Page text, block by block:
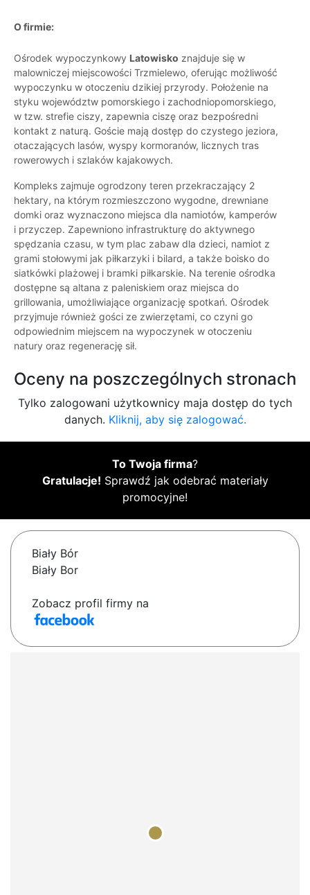
O firmie:
Ośrodek wypoczynkowy Latowisko znajduje się w
malowniczej miejscowości Trzmielewo, oferując możliwość
wypoczynku w otoczeniu dzikiej przyrody. Położenie na
styku województw pomorskiego i zachodniopomorskiego,
w tzw. strefie ciszy, zapewnia ciszę oraz bezpośredni
kontakt z naturą. Goście mają dostęp do czystego jeziora,
otaczających lasów, wyspy kormoranów, licznych tras
rowerowych i szlaków kajakowych.
Kompleks zajmuje ogrodzony teren przekraczający 2
hektary, na którym rozmieszczono wygodne, drewniane
domki oraz wyznaczono miejsca dla namiotów, kamperów
i przyczep. Zapewniono infrastrukturę do aktywnego
spędzania czasu, w tym plac zabaw dla dzieci, namiot z
grami stołowymi jak piłkarzyki i bilard, a także boisko do
siatkówki plażowej i bramki piłkarskie. Na terenie ośrodka
dostępne są altana z paleniskiem oraz miejsca do
grillowania, umożliwiające organizację spotkań. Ośrodek
przyjmuje również gości ze zwierzętami, co czyni go
odpowiednim miejscem na wypoczynek w otoczeniu
natury oraz regenerację sił.
Oceny na poszczególnych stronach
Tylko zalogowani użytkownicy maja dostęp do tych
danych. Kliknij, aby się zalogować.
To Twoja firma?
Gratulacje! Sprawdź jak odebrać materiały
promocyjne!
Biały Bór
Biały Bor
Zobacz profil firmy na